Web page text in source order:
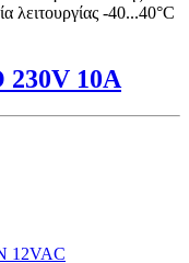
λειτουργίας -40...40°C
230V 10A